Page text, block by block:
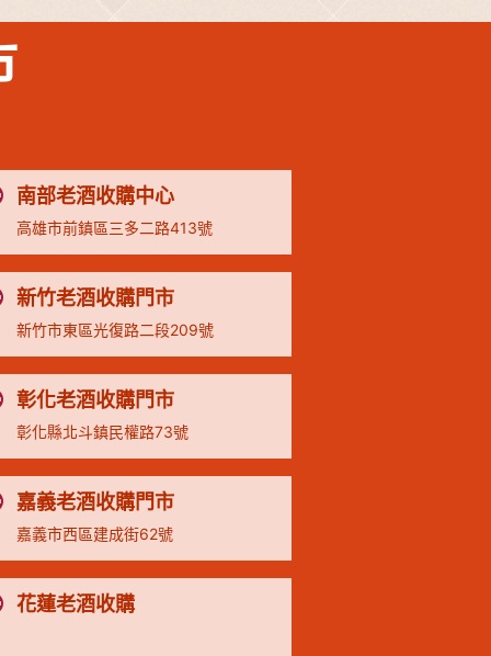
南部老酒收購中心
高雄市前鎮區三多二路413號
新竹老酒收購門市
新竹市東區光復路二段209號
彰化老酒收購門市
彰化縣北斗鎮民權路73號
嘉義老酒收購門市
嘉義市西區建成街62號
花蓮老酒收購